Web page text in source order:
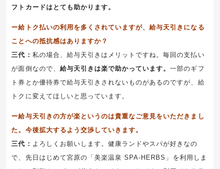
フトカードはとても助かります。
ー給トク払いの利用を多くされていますが、給与天引きになる
ことへの抵抗感はありますか？
三代： 私の場合、給与天引きはメリットですね。毎回の支払い
が面倒なので、 給与天引きは楽で助かっています。一部のギフ
ト券とか優待券で給与天引きされないものがあるのですが、給
トクに変えてほしいと思っています。
ー給与天引きの方が楽というのは貴重なご意見をいただきまし
た。今後拡大するよう交渉していきます。
三代： よろしくお願いします。健康ランドやスパが好きなの
で、先日はじめて宮原の「美楽温泉 SPA-HERBS」を利用しま